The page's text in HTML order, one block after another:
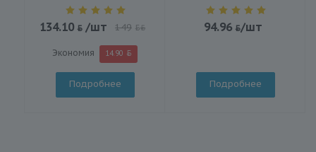
134.10 /шт 149 BYN
Экономия 14.90
Подробнее
94.96 /шт
Подробнее